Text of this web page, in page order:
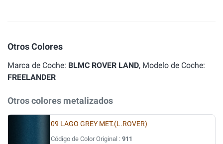
Otros Colores
Marca de Coche: BLMC ROVER LAND, Modelo de Coche:
FREELANDER
Otros colores metalizados
09 LAGO GREY MET.(L.ROVER)
Código de Color Original : 911